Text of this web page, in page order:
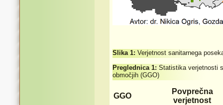
Slika 1: Verjetnost sanitarnega
Preglednica 1: Statistika verjetnosti
območjih (GGO)
GGO
Povprečna
verjetnost